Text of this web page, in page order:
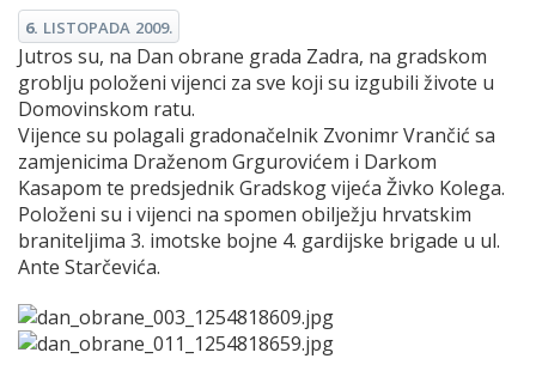
6. LISTOPADA 2009.
Jutros su, na Dan obrane grada Zadra, na gradskom
groblju položeni vijenci za sve koji su izgubili živote u
Domovinskom ratu.
Vijence su polagali gradonačelnik Zvonimr Vrančić sa
zamjenicima Draženom Grgurovićem i Darkom
Kasapom te predsjednik Gradskog vijeća Živko Kolega.
Položeni su i vijenci na spomen obilježju hrvatskim
braniteljima 3. imotske bojne 4. gardijske brigade u ul.
Ante Starčevića.